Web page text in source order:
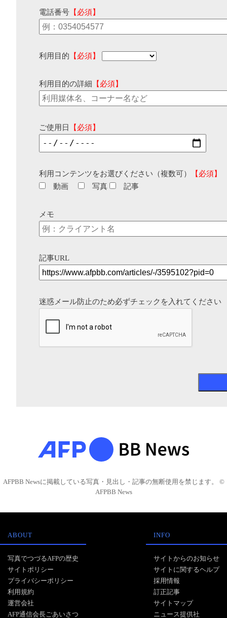
電話番号 【必須】
利用目的 【必須】
利用目的の詳細 【必須】
ご使用日 【必須】
利用コンテンツをお選びください（複数可）
【必須】
動画
写真 記事
メモ
記事URL
迷惑メール防止のため必ずチェックを入れてください
AFPBB Newsに掲載している写真・見出し・記事の無断使用を禁じます。 ©
AFPBB News
ABOUT
写真でつづるAFPの歴史
サイトポリシー
プライバシーポリシー
利用規約
運営会社
AFP通信会長ごあいさつ
INFO
サイトからのお知らせ
サイトに関するヘルプ
採用情報
訂正記事
サイトマップ
ニュース提供社